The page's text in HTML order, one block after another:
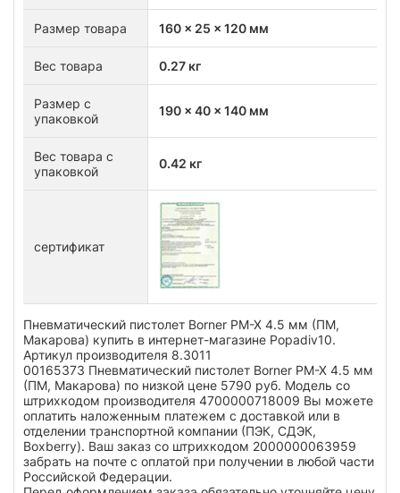
Размер товара 160 x 25 x 120 мм
Вес товара 0.27 кг
Размер с
упаковкой
190 x 40 x 140 мм
Вес товара с
упаковкой
0.42 кг
сертификат
Пневматический пистолет Borner PM-X 4.5 мм (ПМ,
Макарова) купить в интернет-магазине Popadiv10.
Артикул производителя 8.3011
00165373 Пневматический пистолет Borner PM-X 4.5 мм
(ПМ, Макарова) по низкой цене 5790 руб. Модель со
штрихкодом производителя 4700000718009 Вы можете
оплатить наложенным платежем с доставкой или в
отделении транспортной компании (ПЭК, СДЭК,
Boxberry). Ваш заказ со штрихкодом 2000000063959
забрать на почте с оплатой при получении в любой части
Российской Федерации.